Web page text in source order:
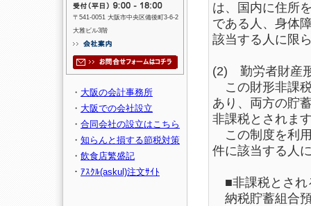
〒541-0051 大阪市中央区備後町3-6-2
大雅ビル3階
・ 大阪の会計事務所
・ 大阪での会社設立
・ 合同会社の設立はこちら
・ 知らんと損する節税対策
・ 飲食店繁盛記
・ ｱｽｸﾙ(askul)注文ｻｲﾄ
は、国内に住所
である人、身体
該当する人に限
(2) 勤労者財産
この財形非課
あり、両方の貯
非課税とされ
この制度を利
件に該当する人
■非課税とされ
納税貯蓄組合